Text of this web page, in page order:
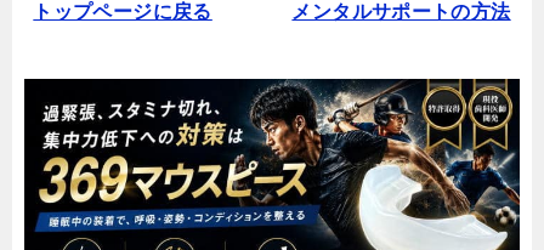
トップページに戻る メンタルサポートの方法